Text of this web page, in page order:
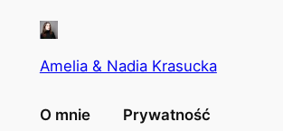
Amelia & Nadia Krasucka
O mnie Prywatność